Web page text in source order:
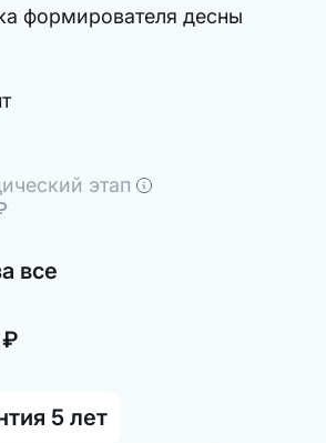
формирователя десны
этап
все
руб.
₽
5 лет